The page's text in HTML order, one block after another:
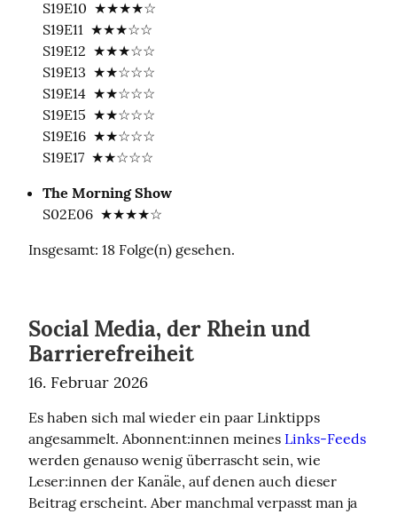
S19E10  ★★★★☆
S19E11  ★★★☆☆
S19E12  ★★★☆☆
S19E13  ★★☆☆☆
S19E14  ★★☆☆☆
S19E15  ★★☆☆☆
S19E16  ★★☆☆☆
S19E17  ★★☆☆☆
The Morning Show
S02E06  ★★★★☆
Insgesamt: 18 Folge(n) gesehen.
Social Media, der Rhein und
Barrierefreiheit
16. Februar 2026
Es haben sich mal wieder ein paar Linktipps
angesammelt. Abonnent:innen meines Links-Feeds
werden genauso wenig überrascht sein, wie
Leser:innen der Kanäle, auf denen auch dieser
Beitrag erscheint. Aber manchmal verpasst man ja